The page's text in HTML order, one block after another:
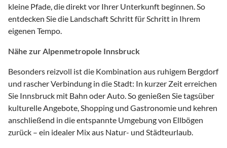
kleine Pfade, die direkt vor Ihrer Unterkunft beginnen. So
entdecken Sie die Landschaft Schritt für Schritt in Ihrem
eigenen Tempo.
Nähe zur Alpenmetropole Innsbruck
Besonders reizvoll ist die Kombination aus ruhigem Bergdorf
und rascher Verbindung in die Stadt: In kurzer Zeit erreichen
Sie Innsbruck mit Bahn oder Auto. So genießen Sie tagsüber
kulturelle Angebote, Shopping und Gastronomie und kehren
anschließend in die entspannte Umgebung von Ellbögen
zurück – ein idealer Mix aus Natur- und Städteurlaub.